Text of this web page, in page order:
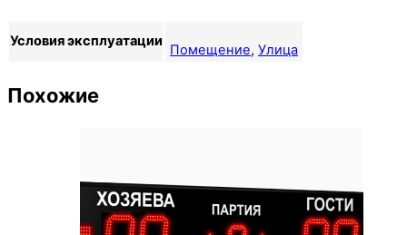
Условия эксплуатации
Помещение, Улица
Похожие